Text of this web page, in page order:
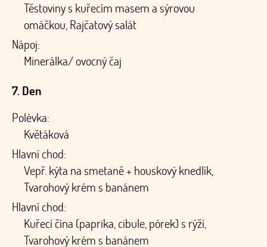
Těstoviny s kuřecím masem a sýrovou
omáčkou, Rajčatový salát
Nápoj:
Minerálka/ ovocný čaj
7. Den
Polévka:
Květáková
Hlavní chod:
Vepř. kýta na smetaně + houskový knedlík,
Tvarohový krém s banánem
Hlavní chod:
Kuřecí čína (paprika, cibule, pórek) s rýží,
Tvarohový krém s banánem